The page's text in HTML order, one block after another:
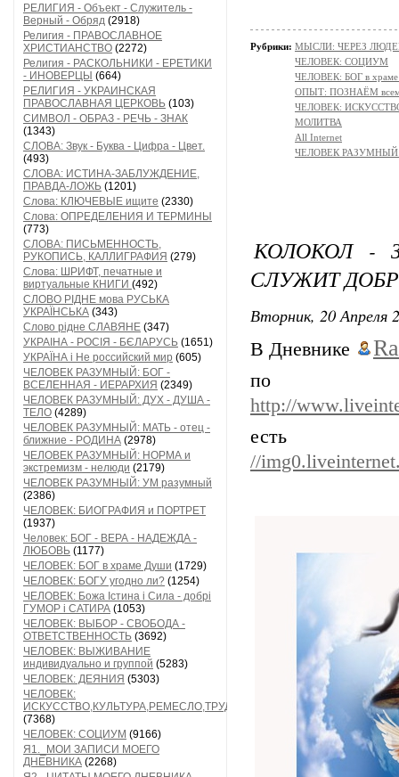
РЕЛИГИЯ - Объект - Служитель -
Верный - Обряд (2918)
Религия - ПРАВОСЛАВНОЕ
ХРИСТИАНСТВО (2272)
Религия - РАСКОЛЬНИКИ - ЕРЕТИКИ
- ИНОВЕРЦЫ (664)
РЕЛИГИЯ - УКРАИНСКАЯ
ПРАВОСЛАВНАЯ ЦЕРКОВЬ (103)
СИМВОЛ - ОБРАЗ - РЕЧЬ - ЗНАК
(1343)
СЛОВА: Звук - Буква - Цифра - Цвет.
(493)
СЛОВА: ИСТИНА-ЗАБЛУЖДЕНИЕ,
ПРАВДА-ЛОЖЬ (1201)
Слова: КЛЮЧЕВЫЕ ищите (2330)
Слова: ОПРЕДЕЛЕНИЯ И ТЕРМИНЫ
(773)
СЛОВА: ПИСЬМЕННОСТЬ,
РУКОПИСЬ, КАЛЛИГРАФИЯ (279)
Слова: ШРИФТ, печатные и
виртуальные КНИГИ (492)
СЛОВО РІДНЕ мова РУСЬКА
УКРАЇНСЬКА (343)
Слово рідне СЛАВЯНЕ (347)
УКРАІНА - РОСІЯ - БЄЛАРУСЬ (1651)
УКРАЇНА і Не российский мир (605)
ЧЕЛОВЕК РАЗУМНЫЙ: БОГ -
ВСЕЛЕННАЯ - ИЕРАРХИЯ (2349)
ЧЕЛОВЕК РАЗУМНЫЙ: ДУХ - ДУША -
ТЕЛО (4289)
ЧЕЛОВЕК РАЗУМНЫЙ: МАТЬ - отец -
ближние - РОДИНА (2978)
ЧЕЛОВЕК РАЗУМНЫЙ: НОРМА и
экстремизм - нелюди (2179)
ЧЕЛОВЕК РАЗУМНЫЙ: УМ разумный
(2386)
ЧЕЛОВЕК: БИОГРАФИЯ и ПОРТРЕТ
(1937)
Человек: БОГ - ВЕРА - НАДЕЖДА -
ЛЮБОВЬ (1177)
ЧЕЛОВЕК: БОГ в храме Души (1729)
ЧЕЛОВЕК: БОГУ угодно ли? (1254)
ЧЕЛОВЕК: Божа Істина і Сила - добрі
ГУМОР і САТИРА (1053)
ЧЕЛОВЕК: ВЫБОР - СВОБОДА -
ОТВЕТСТВЕННОСТЬ (3692)
ЧЕЛОВЕК: ВЫЖИВАНИЕ
индивидуально и группой (5283)
ЧЕЛОВЕК: ДЕЯНИЯ (5303)
ЧЕЛОВЕК:
ИСКУССТВО,КУЛЬТУРА,РЕМЕСЛО,ТРУД
(7368)
ЧЕЛОВЕК: СОЦИУМ (9166)
Я1._МОИ ЗАПИСИ МОЕГО
ДНЕВНИКА (2268)
Рубрики: МЫСЛИ: ЧЕРЕЗ
ЧЕЛОВЕК: СОЦИУМ
ЧЕЛОВЕК: БОГ в
ОПЫТ: ПОЗНАЁМ всем
ЧЕЛОВЕК:
МОЛИТВА
All Internet
ЧЕЛОВЕК
КОЛОКОЛ -
СЛУЖИТ
Вторник, 20 Апреля
В Дневнике
по
http://
есть
//